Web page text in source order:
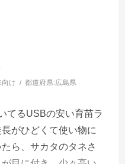
向け 都道府県:広島県
てるUSBの安い育苗ラ
がひどくて使い物に
ら、サカタのタネさ